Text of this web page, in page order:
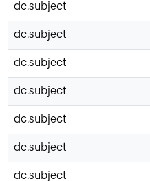
dc.subject
dc.subject
dc.subject
dc.subject
dc.subject
dc.subject
dc.subject